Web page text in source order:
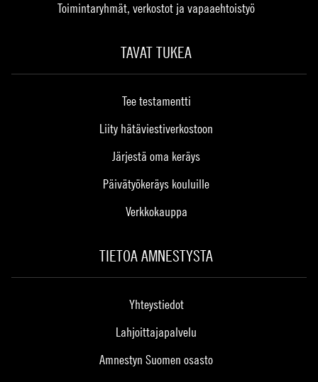
Toimintaryhmät, verkostot ja vapaaehtoistyö
TAVAT TUKEA
Tee testamentti
Liity hätäviestiverkostoon
Järjestä oma keräys
Päivätyökeräys kouluille
Verkkokauppa
TIETOA AMNESTYSTA
Yhteystiedot
Lahjoittajapalvelu
Amnestyn Suomen osasto